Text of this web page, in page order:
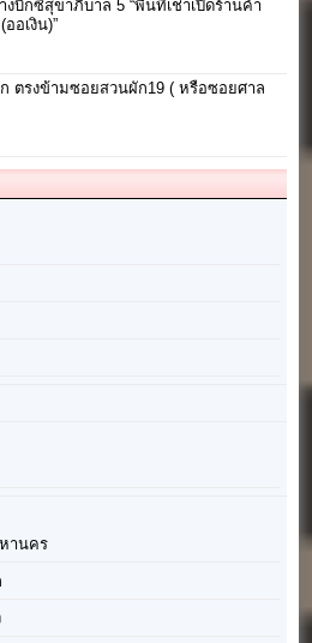
บิ๊กซีสุขาภิบาล 5 “พื้นที่เช่าเปิดร้านค้า
อเงิน)”
ตรงข้ามซอยสวนผัก19 ( หรือซอยศาล
านคร